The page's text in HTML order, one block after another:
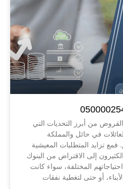
بالقروض من أبرز التحديات التي
في حائل والمملكة
تزايد المتطلبات المعيشية
الكثيرون إلى الاقتراض من البنوك
المختلفة، سواء كانت
أو حتى لتغطية نفقات